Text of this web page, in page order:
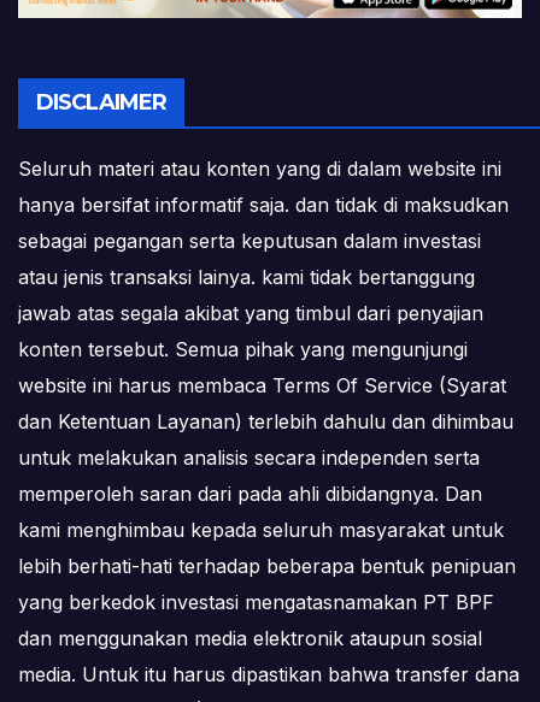
DISCLAIMER
Seluruh materi atau konten yang di dalam website ini
hanya bersifat informatif saja. dan tidak di maksudkan
sebagai pegangan serta keputusan dalam investasi
atau jenis transaksi lainya. kami tidak bertanggung
jawab atas segala akibat yang timbul dari penyajian
konten tersebut. Semua pihak yang mengunjungi
website ini harus membaca Terms Of Service (Syarat
dan Ketentuan Layanan) terlebih dahulu dan dihimbau
untuk melakukan analisis secara independen serta
memperoleh saran dari pada ahli dibidangnya. Dan
kami menghimbau kepada seluruh masyarakat untuk
lebih berhati-hati terhadap beberapa bentuk penipuan
yang berkedok investasi mengatasnamakan PT BPF
dan menggunakan media elektronik ataupun sosial
media. Untuk itu harus dipastikan bahwa transfer dana